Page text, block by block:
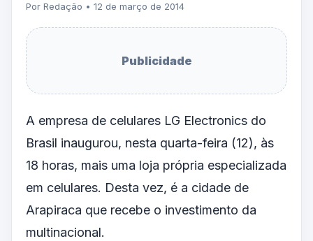
Por Redação • 12 de março de 2014
Publicidade
A empresa de celulares LG Electronics do
Brasil inaugurou, nesta quarta-feira (12), às
18 horas, mais uma loja própria especializada
em celulares. Desta vez, é a cidade de
Arapiraca que recebe o investimento da
multinacional.